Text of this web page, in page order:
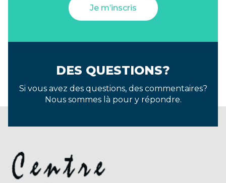
Je m’inscris
DES QUESTIONS?
Si vous avez des questions, des commentaires?
Nous sommes là pour y répondre.